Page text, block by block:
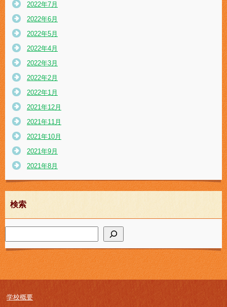
2022年7月
2022年6月
2022年5月
2022年4月
2022年3月
2022年2月
2022年1月
2021年12月
2021年11月
2021年10月
2021年9月
2021年8月
検索
学校概要